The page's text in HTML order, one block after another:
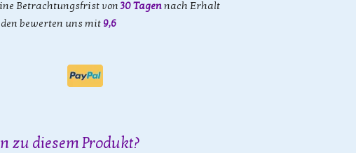
Betrachtungsfrist von30 Tagennach Erhalt
bewerten uns mit 9,6
zu diesem Produkt?